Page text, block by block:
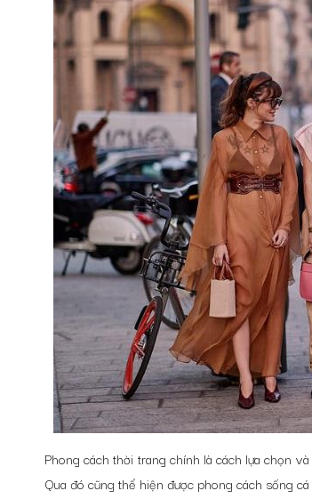
Phong cách thời trang chính là cách lựa chọn
Qua đó cũng thể hiện được phong cách sống